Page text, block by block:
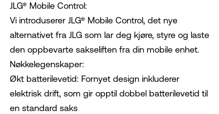
JLG® Mobile Control:
Vi introduserer JLG® Mobile Control, det nye
alternativet fra JLG som lar deg kjøre, styre og laste
den oppbevarte sakseliften fra din mobile enhet.
Nøkkelegenskaper:
Økt batterilevetid: Fornyet design inkluderer
elektrisk drift, som gir opptil dobbel batterilevetid til
en standard saks